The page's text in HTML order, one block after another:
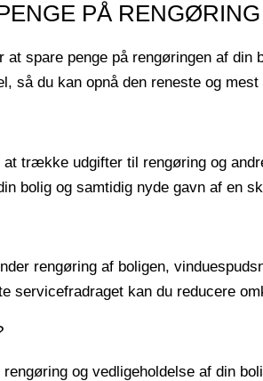
PÅ
at spare penge på rengøringen af
du kan opnå den reneste og
trække udgifter til rengøring og
bolig og samtidig nyde gavn af en
rengøring af boligen,
servicefradraget kan du reducere
og vedligeholdelse af din